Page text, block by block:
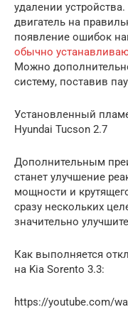
удалении
двигатель на
появление ошибок
обычно
Можно
систему, поставив
Установленный
Hyundai Tucson 2.7
Дополнительным
станет улучшение
мощности и
сразу нескольких
значительно
Как выполняется
на Kia Sorento 3.3:
https://youtube.com/